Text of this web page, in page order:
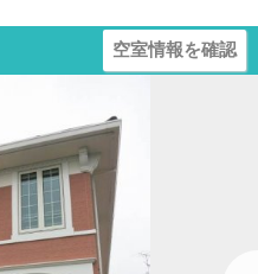
空室情報を確認